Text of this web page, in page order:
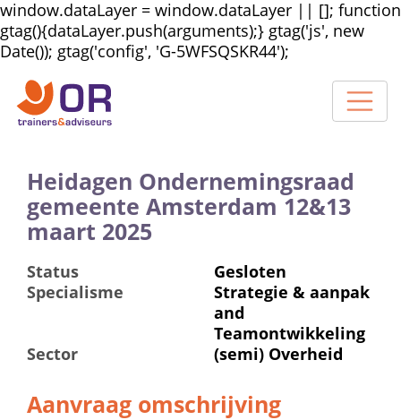
window.dataLayer = window.dataLayer || []; function
gtag(){dataLayer.push(arguments);} gtag('js', new
Date()); gtag('config', 'G-5WFSQSKR44');
Heidagen Ondernemingsraad
gemeente Amsterdam 12&13
maart 2025
Status
Gesloten
Specialisme
Strategie & aanpak
and
Teamontwikkeling
Sector
(semi) Overheid
Aanvraag omschrijving